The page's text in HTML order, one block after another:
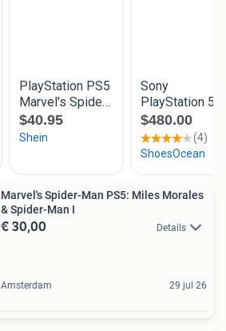
Marvel's Spider-Man PS5: Miles Morales
& Spider-Man I
€ 30,00 Details
Amsterdam 29 jul 26